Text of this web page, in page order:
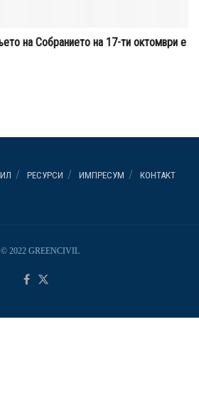
на Собранието на 17-ти октомври е
РЕСУРСИ ИМПРЕСУМ КОНТАКТ
© 2022 GREENCIVIL